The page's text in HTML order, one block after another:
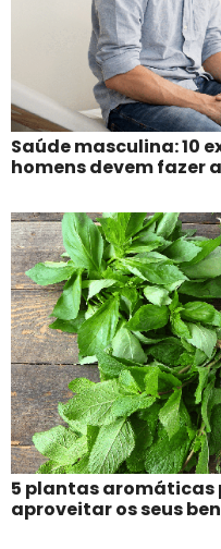
Saúde masculina: 10
homens devem fazer
5 plantas aromáticas
aproveitar os seus